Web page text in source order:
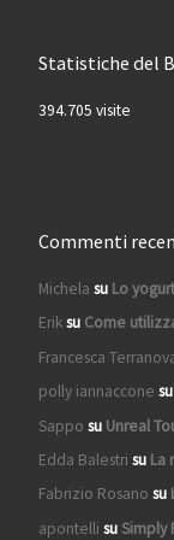
Statistiche del
394.705 visite
Commenti
Michela su Lo
Eriksu Come
Francesca
polly iannaccone su
Sappo su Unreal
Edda Balestri su La
Fabrizio Rosano su
apontelli suSimply